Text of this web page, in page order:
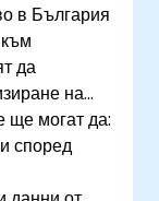
в България
да
на
ще могат да:
според